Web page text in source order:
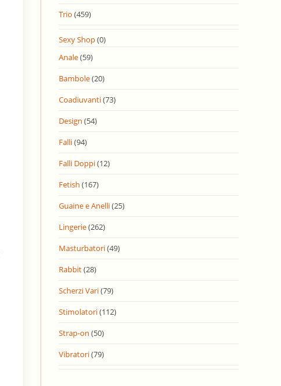
Trio (459)
Sexy Shop(0)
Anale(59)
Bambole(20)
Coadiuvanti(73)
Design (54)
Falli(94)
Falli Doppi(12)
Fetish (167)
Guaine e Anelli(25)
Lingerie(262)
Masturbatori(49)
Rabbit(28)
Scherzi Vari(79)
Stimolatori(112)
Strap-on (50)
Vibratori(79)